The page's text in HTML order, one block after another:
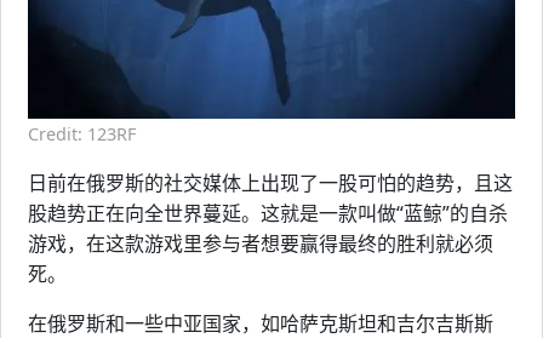
Credit: 123RF
日前在俄罗斯的社交媒体上出现了一股可怕的趋势，且这
股趋势正在向全世界蔓延。这就是一款叫做“蓝鲸”的自杀
游戏，在这款游戏里参与者想要赢得最终的胜利就必须
死。
在俄罗斯和一些中亚国家，如哈萨克斯坦和吉尔吉斯斯